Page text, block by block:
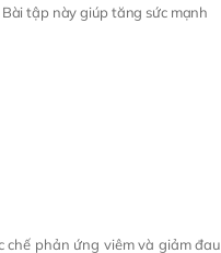
tập này giúp tăng sức mạnh
chế phản ứng viêm và giảm